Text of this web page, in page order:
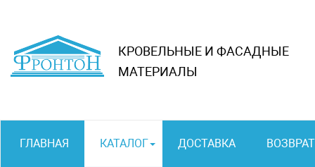
КРОВЕЛЬНЫЕ И ФАСАДНЫЕ
МАТЕРИАЛЫ
ГЛАВНАЯ КАТАЛОГ ДОСТАВКА ВОЗВРАТ